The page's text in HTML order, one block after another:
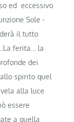
ed eccessivo
Sole -
il tutto
ferita… la
dei
spirito quel
alla luce
essere
a quella